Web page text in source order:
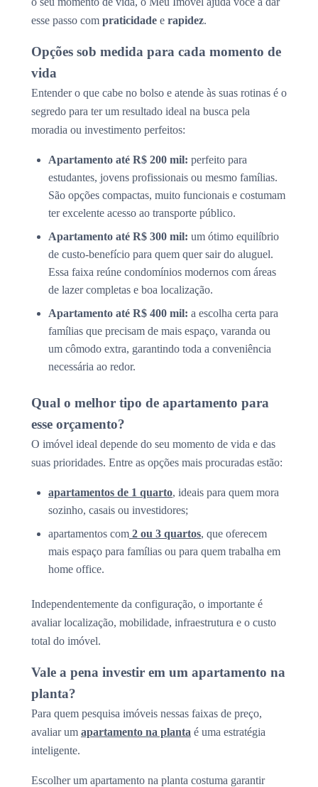
esse passo com praticidade e rapidez.
Opções sob medida para cada momento de
vida
Entender o que cabe no bolso e atende às suas rotinas é o
segredo para ter um resultado ideal na busca pela
moradia ou investimento perfeitos:
Apartamento até R$ 200 mil: perfeito para
estudantes, jovens profissionais ou mesmo famílias.
São opções compactas, muito funcionais e costumam
ter excelente acesso ao transporte público.
Apartamento até R$ 300 mil: um ótimo equilíbrio
de custo-benefício para quem quer sair do aluguel.
Essa faixa reúne condomínios modernos com áreas
de lazer completas e boa localização.
Apartamento até R$ 400 mil: a escolha certa para
famílias que precisam de mais espaço, varanda ou
um cômodo extra, garantindo toda a conveniência
necessária ao redor.
Qual o melhor tipo de apartamento para
esse orçamento?
O imóvel ideal depende do seu momento de vida e das
suas prioridades. Entre as opções mais procuradas estão:
apartamentos de 1 quarto, ideais para quem mora
sozinho, casais ou investidores;
apartamentos com 2 ou 3 quartos, que oferecem
mais espaço para famílias ou para quem trabalha em
home office.
Independentemente da configuração, o importante é
avaliar localização, mobilidade, infraestrutura e o custo
total do imóvel.
Vale a pena investir em um apartamento na
planta?
Para quem pesquisa imóveis nessas faixas de preço,
avaliar um apartamento na planta é uma estratégia
inteligente.
Escolher um apartamento na planta costuma garantir